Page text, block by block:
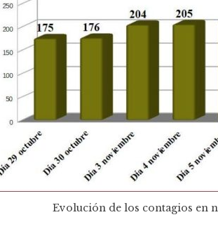
Evolución de los contagios en